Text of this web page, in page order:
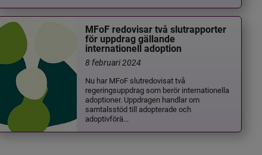
MFoF redovisar två slutrapporter
för uppdrag gällande
internationell adoption
8 februari 2024
Nu har MFoF slutredovisat två
regeringsuppdrag som berör internationella
adoptioner. Uppdragen handlar om
samtalsstöd till adopterade och
adoptivförä...